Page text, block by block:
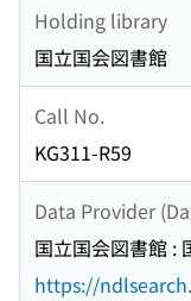
Holding library
国立国会図書館
Call No.
KG311-R59
Data Provider
国立国会図書館 :
https://